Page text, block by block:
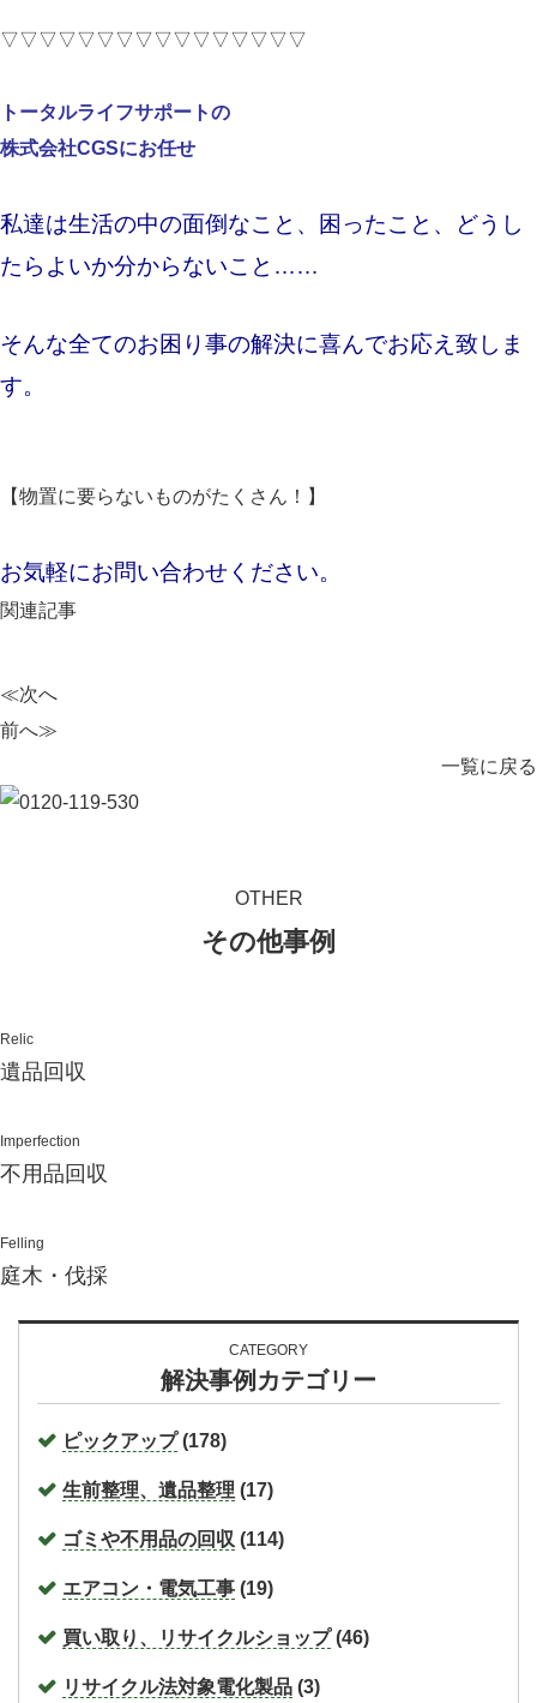
▽▽▽▽▽▽▽▽▽▽▽▽▽▽▽▽
トータルライフサポートの
株式会社CGSにお任せ
私達は生活の中の面倒なこと、困ったこと、どうし
たらよいか分からないこと……
そんな全てのお困り事の解決に喜んでお応え致しま
す。
【物置に要らないものがたくさん！】
お気軽にお問い合わせください。
関連記事
≪次へ
前へ≫
一覧に戻る
OTHER
その他事例
Relic
遺品回収
Imperfection
不用品回収
Felling
庭木・伐採
CATEGORY
解決事例カテゴリー
ピックアップ(178)
生前整理、遺品整理 (17)
ゴミや不用品の回収 (114)
エアコン・電気工事 (19)
買い取り、リサイクルショップ(46)
リサイクル法対象電化製品 (3)